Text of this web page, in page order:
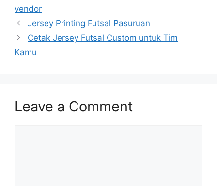
vendor
Jersey Printing Futsal Pasuruan
Cetak Jersey Futsal Custom untuk Tim
Kamu
Leave a Comment